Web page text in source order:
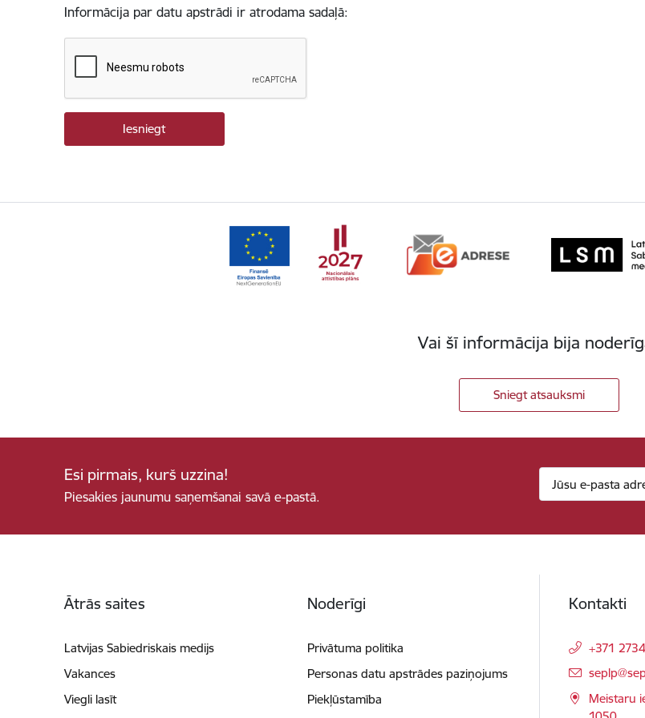
Informācija par datu apstrādi ir atrodama sadaļā:
Vai šī informācija bija
Sniegt atsauksmi
Esi pirmais, kurš uzzina!
Piesakies jaunumu saņemšanai savā e-pastā.
Ātrās saites
Latvijas Sabiedriskais medijs
Vakances
Viegli lasīt
Noderīgi
Privātuma politika
Personas datu apstrādes paziņojums
Piekļūstamība
Kontakti
+371
E-pasts:
Meistaru